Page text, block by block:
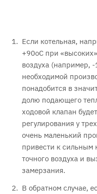
Если котельная,
+90оС при
воздуха (например,
необходимой
понадобится в
долю подающего
ходовой клапан
регулирования у
очень маленький
привести к сильным
точного воздуха и
замерзания.
В обратном случае,